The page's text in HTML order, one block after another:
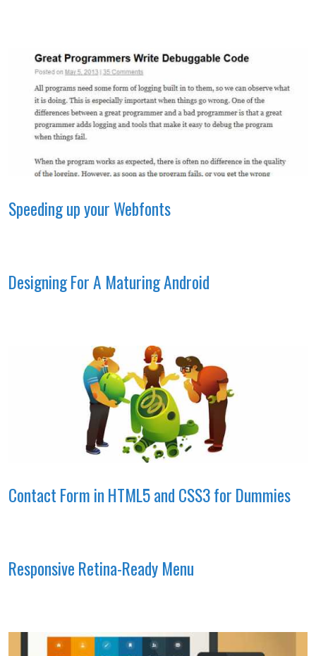
Speeding up your Webfonts
Designing For A Maturing Android
Contact Form in HTML5 and CSS3 for Dummies
Responsive Retina-Ready Menu